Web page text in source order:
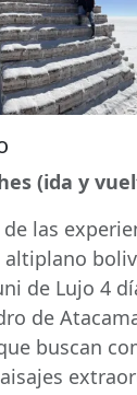
(ida y
las
altiplano
de Lujo 4
de
buscan